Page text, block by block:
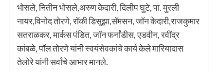
भोसले, नितीन भोसले,अरुण केदारी, दिलीप घुटे, पा. मुरली
नायर,विनोद तोरणे, रॉकी डिसूझा,सॅमसन, जॉन केदारी,राजकुमार
सतराळकर, मार्कस पंडित, जॉन फर्नांडीस, एडवीन, रवींद्र
कांबळे, पॉल तोरणे यांनी स्वयंसेवकांचे कार्य केले मारियादास
तेलोरे यांनी सर्वांचे आभार मानले.